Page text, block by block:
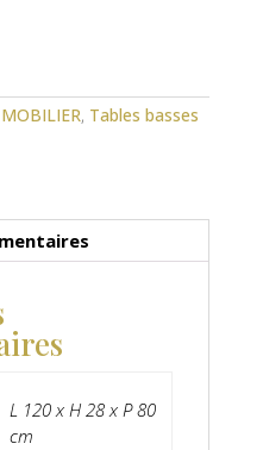
MOBILIER, Tables basses
L 120 x H 28 x P 80
cm